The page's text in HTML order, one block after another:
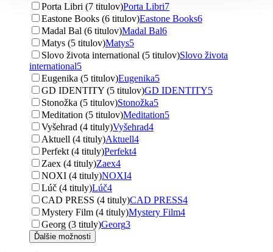
Porta Libri (7 titulov)Porta Libri7
Eastone Books (6 titulov)Eastone Books6
Madal Bal (6 titulov)Madal Bal6
Matys (5 titulov)Matys5
Slovo života international (5 titulov)Slovo života
international5
Eugenika (5 titulov)Eugenika5
GD IDENTITY (5 titulov)GD IDENTITY5
Stonožka (5 titulov)Stonožka5
Meditation (5 titulov)Meditation5
Vyšehrad (4 tituly)Vyšehrad4
Aktuell (4 tituly)Aktuell4
Perfekt (4 tituly)Perfekt4
Zaex (4 tituly)Zaex4
NOXI (4 tituly)NOXI4
Lúč (4 tituly)Lúč4
CAD PRESS (4 tituly)CAD PRESS4
Mystery Film (4 tituly)Mystery Film4
Georg (3 tituly)Georg3
Ďalšie možnosti